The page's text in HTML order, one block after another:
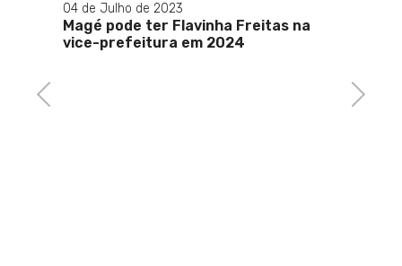
Previous
04 de Julho de 2023
Magé pode ter Flavinha Freitas na
vice-prefeitura em 2024
Next